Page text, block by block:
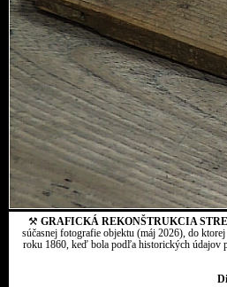
⚒ GRAFICKÁ REKONŠTRUKCIA
súčasnej fotografie objektu (máj 2026), do
roku 1860, keď bola podľa historických údajov